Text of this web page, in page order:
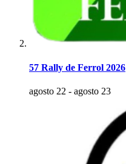
57 Rally de Ferrol 2026
agosto 22 - agosto 23